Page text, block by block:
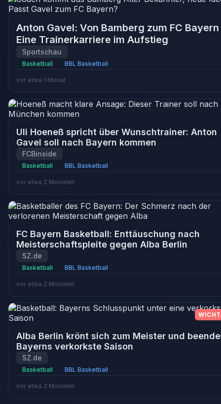
Anton Gavel: Von Bamberg zum FC Bayern
Eine Trainerkarriere im Aufstieg
Sportschau
Basketball BBL Basketball
vor etwa 1 Monat
Uli Hoeneß spricht über Wunschtrainer: Anton
Gavel soll nach Bayern kommen
FCBinside
Basketball BBL Basketball
vor etwa 2 Monaten
FC Bayern Basketball: Enttäuschung nach
Meisterschaftspleite gegen Alba Berlin
SZ.de
Basketball BBL Basketball
vor etwa 2 Monaten
Alba Berlin krönt sich zum Meister und
Bayerns verkorkste Saison
SZ.de
Basketball BBL Basketball
vor etwa 2 Monaten